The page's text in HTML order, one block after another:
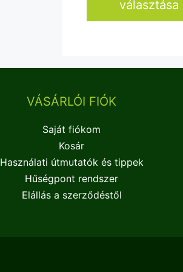
választása
VÁSÁRLÓI FIÓK
Saját fiókom
Kosár
Használati útmutatók és tippek
Hűségpont rendszer
Elállás a szerződéstől